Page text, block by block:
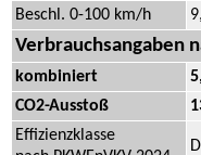
Beschl. 0-100 km/h
Verbrauchsangaben
kombiniert
CO2-Ausstoß
Effizienzklasse
D